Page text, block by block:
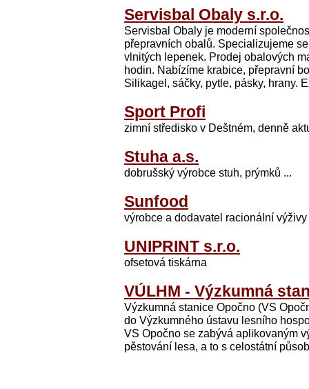
Servisbal Obaly s.r.o.
Servisbal Obaly je moderní
přepravních obalů. Specializujeme
vlnitých lepenek. Prodej obalových
hodin. Nabízíme krabice, přepravní
Silikagel, sáčky, pytle, pásky, hrany.
Sport Profi
zimní středisko v Deštném, denně
Stuha a.s.
dobrušský výrobce stuh, prýmků ...
Sunfood
výrobce a dodavatel racionální výživy
UNIPRINT s.r.o.
ofsetová tiskárna
VÚLHM - Výzkumná
Výzkumná stanice Opočno (VS
do Výzkumného ústavu lesního
VS Opočno se zabývá aplikovaným
pěstování lesa, a to s celostátní